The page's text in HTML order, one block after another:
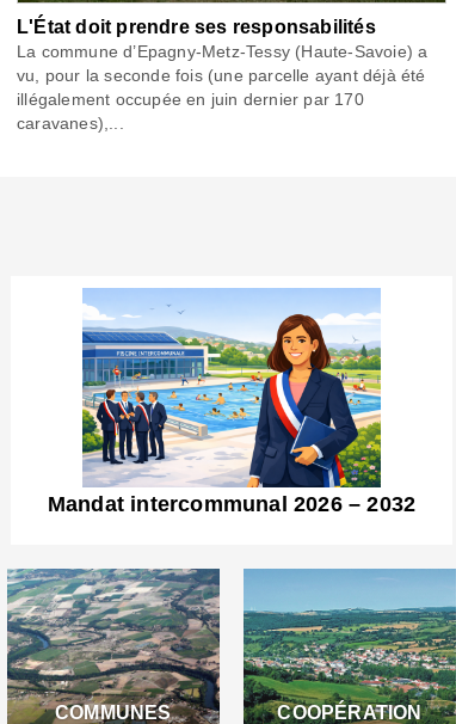
L'État doit prendre ses responsabilités
La commune d’Epagny-Metz-Tessy (Haute-Savoie) a
vu, pour la seconde fois (une parcelle ayant déjà été
illégalement occupée en juin dernier par 170
caravanes),...
Mandat intercommunal 2026 – 2032
COMMUNES
COOPÉRATION